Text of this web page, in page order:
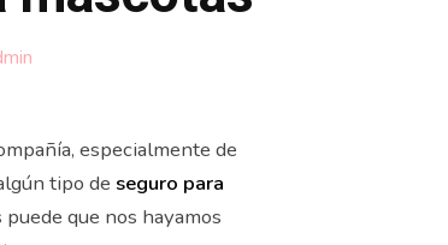
especialmente de
tipo de seguro para
que nos hayamos